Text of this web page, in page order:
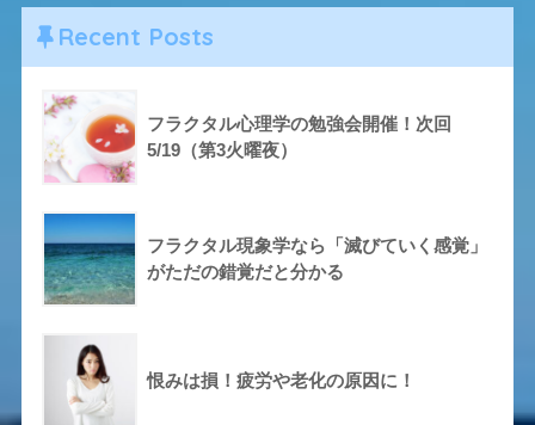
Recent Posts
フラクタル心理学の勉強会開催！次回
5/19（第3火曜夜）
フラクタル現象学なら「滅びていく感覚」
がただの錯覚だと分かる
恨みは損！疲労や老化の原因に！